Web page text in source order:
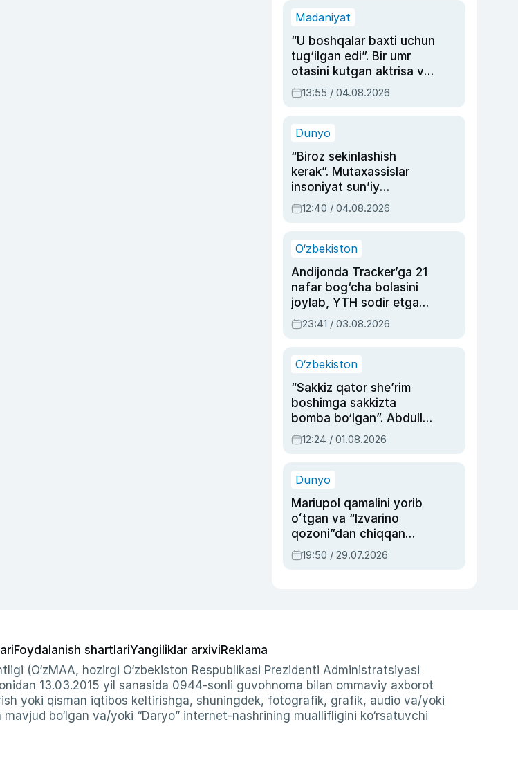
Madaniyat
“U boshqalar baxti uchun
tug‘ilgan edi”. Bir umr
otasini kutgan aktrisa va
dublyaj ustasi Rimma
Ahmedovaning
13:55 / 04.08.2026
Dunyo
“Biroz sekinlashish
kerak”. Mutaxassislar
insoniyat sun’iy
intellektni boshqara
olmay qolishidan xavotir
12:40 / 04.08.2026
O‘zbekiston
Andijonda Tracker’ga 21
nafar bog‘cha bolasini
joylab, YTH sodir etgan
ayolga sud hukmi o‘qildi
23:41 / 03.08.2026
O‘zbekiston
“Sakkiz qator she’rim
boshimga sakkizta
bomba bo‘lgan”. Abdulla
Oripovni siyosiy
ayblovlardan asrab
12:24 / 01.08.2026
Dunyo
Mariupol qamalini yorib
oʻtgan va “Izvarino
qozoni”dan chiqqan
qahramon — Ukraina
armiyasi bosh
19:50 / 29.07.2026
Foydalanish shartlariYangiliklar arxiviReklama
(O‘zMAA, hozirgi O‘zbekiston Respublikasi Prezidenti Administratsiyasi
13.03.2015 yil sanasida 0944-sonli guvohnoma bilan ommaviy axborot
yoki qisman iqtibos keltirishga, shuningdek, fotografik, grafik, audio va/yoki
bo‘lgan va/yoki “Daryo” internet-nashrining muallifligini ko‘rsatuvchi